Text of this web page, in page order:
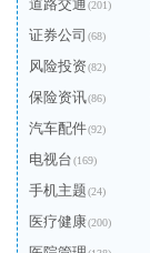
道路交通(201)
证券公司 (68)
风险投资(82)
保险资讯(86)
汽车配件(92)
电视台(169)
手机主题(24)
医疗健康(200)